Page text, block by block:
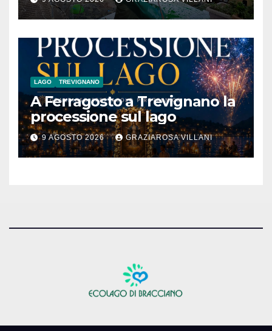
Contadino
LAGO TREVIGNANO
A Ferragosto a Trevignano la
processione sul lago
9 AGOSTO 2026 GRAZIAROSA VILLANI